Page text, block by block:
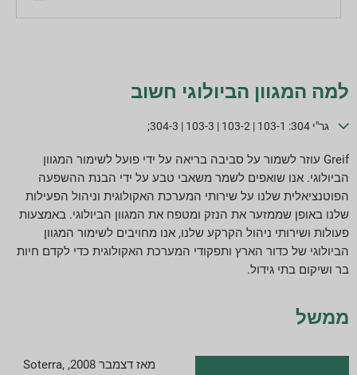
מטרות וביצועים
מדדי דיווח ESG
דווח על הורדות
למה המגוון הביולוגי חשוב
גר"י 304: 103-1 | 103-2 | 103-3 | 304-3;
Greif עוזר לשמור על סביבה בריאה על ידי פועל לשימור המגוון
הביולוגי. אנו שואפים לשמר משאבי טבע על ידי הבנת ההשפעה
הפוטנציאלית שלנו על שירותי המערכת האקולוגית וניהול הפעילות
שלנו באופן שממזער את הנזק ומטפח את המגוון הביולוגי. באמצעות
פעולות ושירותי ניהול הקרקע שלנו, אנו מחויבים לשימור המגוון
הביולוגי של כדור הארץ ותפקודי המערכת האקולוגית כדי לקדם חיות
בר ושיקום בתי גידול.
ממשל
מאז דצמבר 2008, Soterra,